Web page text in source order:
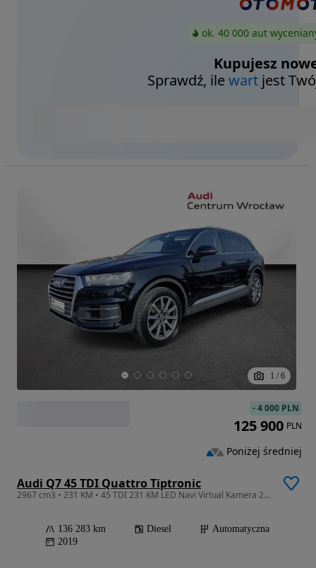
ok. 40 000 aut
Kupujesz
Sprawdź, ilewart jest
1 / 6
Audi Q7 45 TDI Quattro Tiptronic
2967 cm3 • 231 KM • 45 TDI 231 KM LED Navi Virtual Kamera 2-strefy Panorama Salon PL
136 283 km Diesel
Automatyczna
2019
-4 000 PLN
125 900 PLN
Poniżej średniej